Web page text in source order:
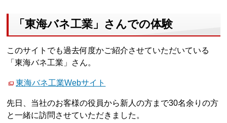
「東海バネ工業」さんでの体験
このサイトでも過去何度かご紹介させていただいている
「東海バネ工業」さん。
東海バネ工業Webサイト
先日、当社のお客様の役員から新人の方まで30名余りの方
と一緒に訪問させていただきました。